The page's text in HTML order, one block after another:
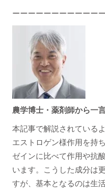
ーーーーーーーーーーー
農学博士・薬剤師から一言
本記事で解説されているよ
エストロゲン様作用を持
ゼインに比べて作用や抗
います。こうした成分は
すが、基本となるのは生